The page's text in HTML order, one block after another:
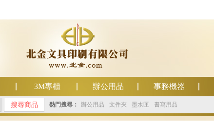
3M專櫃 辦公用品 事務機器
熱門搜尋： 辦公用品 文件夾 墨水匣 書寫用品